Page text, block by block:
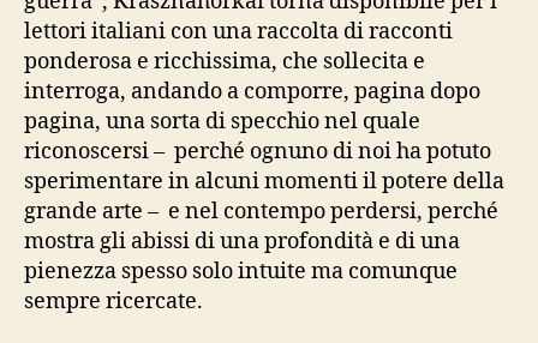
lettori italiani con una raccolta di racconti
ponderosa e ricchissima, che sollecita e
interroga, andando a comporre, pagina dopo
pagina, una sorta di specchio nel quale
riconoscersi – perché ognuno di noi ha potuto
sperimentare in alcuni momenti il potere della
grande arte – e nel contempo perdersi, perché
mostra gli abissi di una profondità e di una
pienezza spesso solo intuite ma comunque
sempre ricercate.